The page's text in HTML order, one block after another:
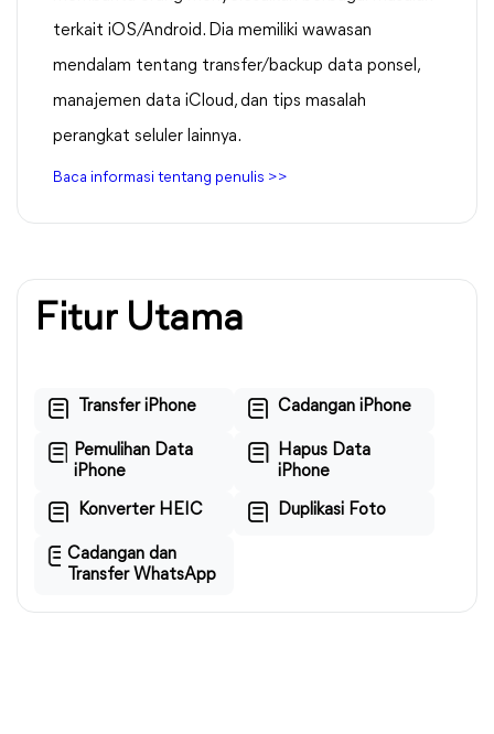
terkait iOS/Android. Dia memiliki wawasan
mendalam tentang transfer/backup data ponsel,
manajemen data iCloud, dan tips masalah
perangkat seluler lainnya.
Baca informasi tentang penulis >>
Fitur Utama
Transfer iPhone Cadangan iPhone
Pemulihan Data
iPhone
Hapus Data
iPhone
Konverter HEIC Duplikasi Foto
Cadangan dan
Transfer WhatsApp